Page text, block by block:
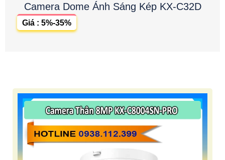
Camera Dome Ánh Sáng Kép KX-C32D
Giá : 5%-35%